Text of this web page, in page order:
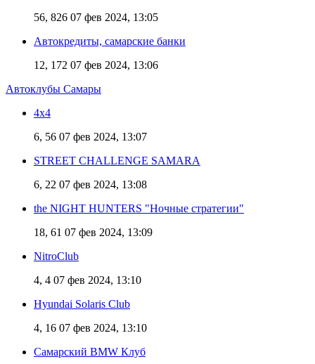
56, 826 07 фев 2024, 13:05
Автокредиты, самарские банки
12, 172 07 фев 2024, 13:06
Автоклубы Самары
4х4
6, 56 07 фев 2024, 13:07
STREET CHALLENGE SAMARA
6, 22 07 фев 2024, 13:08
the NIGHT HUNTERS "Ночные стратегии"
18, 61 07 фев 2024, 13:09
NitroClub
4, 4 07 фев 2024, 13:10
Hyundai Solaris Club
4, 16 07 фев 2024, 13:10
Самарский BMW Клуб